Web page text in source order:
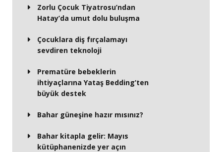
Zorlu Çocuk Tiyatrosu’ndan
Hatay’da umut dolu buluşma
Çocuklara diş fırçalamayı
sevdiren teknoloji
Prematüre bebeklerin
ihtiyaçlarına Yataş Bedding’ten
büyük destek
Bahar güneşine hazır mısınız?
Bahar kitapla gelir: Mayıs
kütüphanenizde yer açın